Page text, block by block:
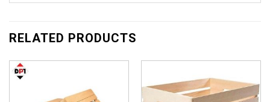
RELATED PRODUCTS